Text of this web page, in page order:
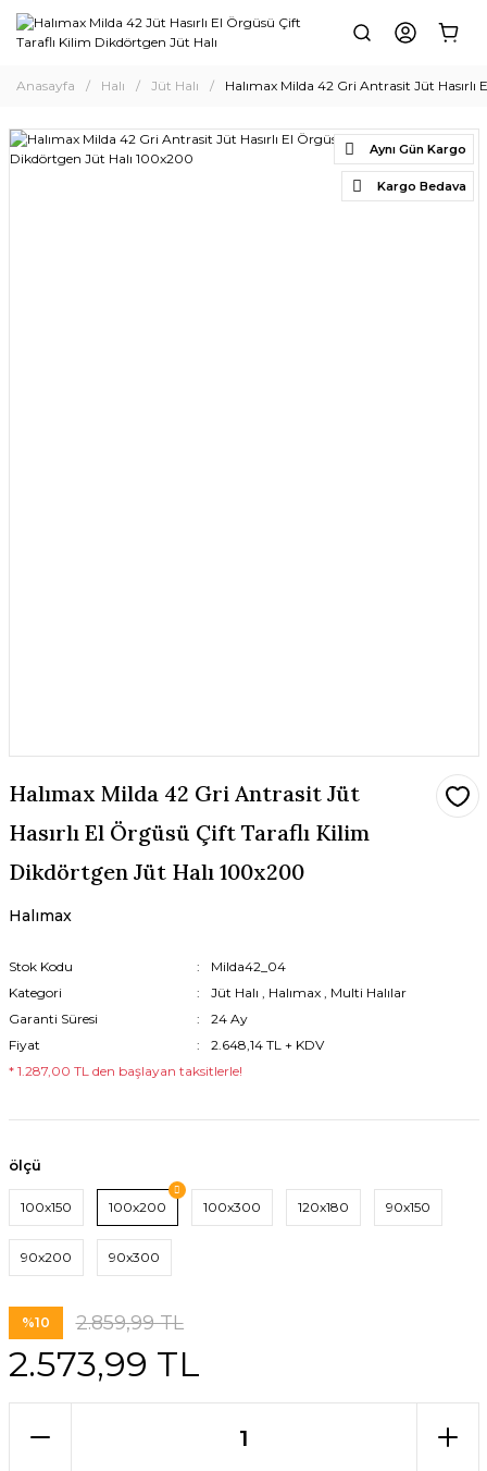
Anasayfa Halı Jüt Halı Halımax Milda 42 Gri Antrasit Jüt
Aynı Gün Kargo
Kargo Bedava
Halımax Milda 42 Gri Antrasit Jüt
Hasırlı El Örgüsü Çift Taraflı Kilim
Dikdörtgen Jüt Halı 100x200
Halımax
Stok Kodu
Milda42_04
Kategori
Jüt Halı , Halımax , Multi Halılar
Garanti Süresi
24 Ay
Fiyat
2.648,14 TL + KDV
* 1.287,00 TL den başlayan taksitlerle!
ölçü
100x150 100x200 100x300 120x180 90x150
90x200 90x300
%10 2.859,99 TL
2.573,99 TL